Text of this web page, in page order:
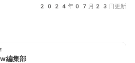
2024年07月23日更新
編集部